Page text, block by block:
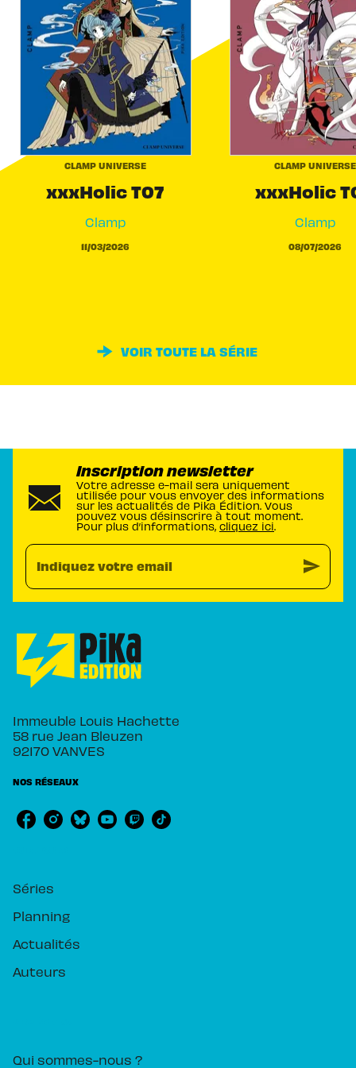
CLAMP UNIVERSE
xxxHolic T07
Clamp
11/03/2026
CLAMP UNIVERSE
xxxHolic
Clamp
08/07/2026
VOIR TOUTE LA SÉRIE
Inscription newsletter
Votre adresse e-mail sera uniquement
utilisée pour vous envoyer des informations
sur les actualités de Pika Édition. Vous
pouvez vous désinscrire à tout moment.
Pour plus d’informations, cliquez ici.
Indiquez votre email send
Immeuble Louis Hachette
58 rue Jean Bleuzen
92170 VANVES
NOS RÉSEAUX
Séries
Planning
Actualités
Auteurs
Qui sommes-nous ?